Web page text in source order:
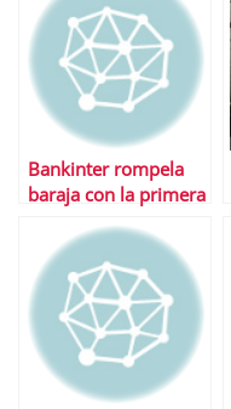
Bankinter rompela
baraja con la primera
de pago